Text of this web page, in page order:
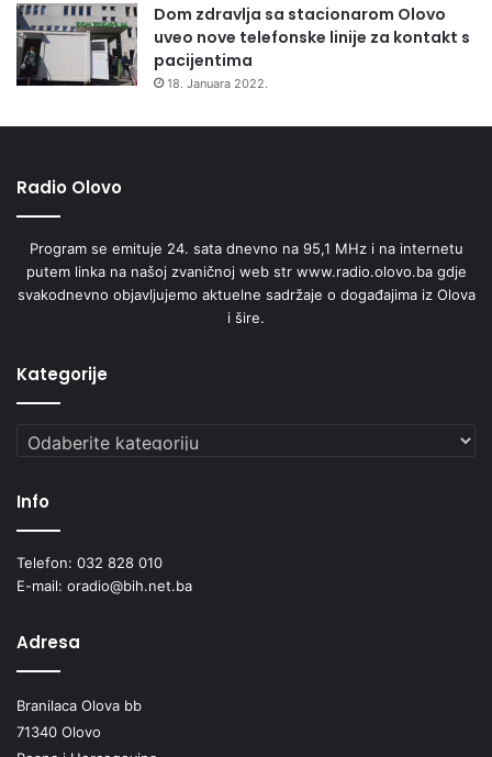
Dom zdravlja sa stacionarom Olovo
uveo nove telefonske linije za kontakt s
pacijentima
18. Januara 2022.
Radio Olovo
Program se emituje 24. sata dnevno na 95,1 MHz i na internetu
putem linka na našoj zvaničnoj web str www.radio.olovo.ba gdje
svakodnevno objavljujemo aktuelne sadržaje o događajima iz Olova
i šire.
Kategorije
Kategorije
Info
Telefon: 032 828 010
E-mail: oradio@bih.net.ba
Adresa
Branilaca Olova bb
71340 Olovo